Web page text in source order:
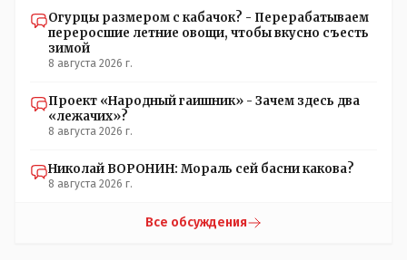
Огурцы размером с кабачок? - Перерабатываем
переросшие летние овощи, чтобы вкусно съесть
зимой
8 августа 2026 г.
Проект «Народный гаишник» - Зачем здесь два
«лежачих»?
8 августа 2026 г.
Николай ВОРОНИН: Мораль сей басни какова?
8 августа 2026 г.
Все обсуждения